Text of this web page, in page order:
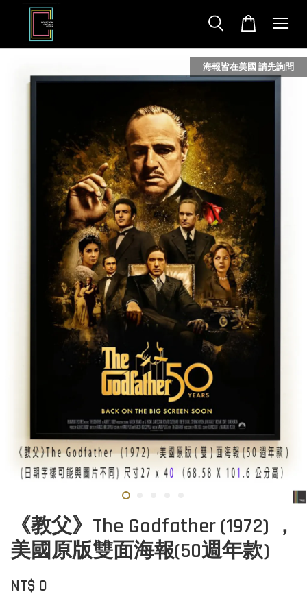
海報皆在美國 請先詢問
《教父》The Godfather (1972) ，
美國原版雙面海報(50週年款)
NT$ 0